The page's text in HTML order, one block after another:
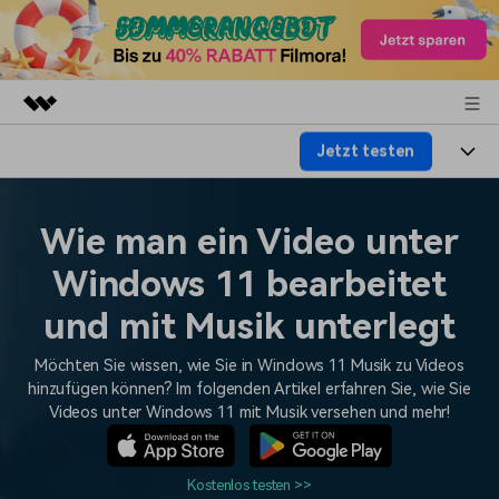
Dienstprogramme
Überblick
Lösungen
Presseraum
Shop
Jetzt testen
Plattformen
Funktionen
Assets
Video/Foto
Audio
Text
Lösungen
Wer
Video-Lösungen
Ressourcen
Video-Prompts Meisterkurs
Beherrschen Sie
Hilfe-Center
Wie man ein Video unter
Windows 11 bearbeitet
und mit Musik unterlegt
Möchten Sie wissen, wie Sie in Windows 11 Musik zu Videos
hinzufügen können? Im folgenden Artikel erfahren Sie, wie Sie
Videos unter Windows 11 mit Musik versehen und mehr!
Kostenlos testen >>